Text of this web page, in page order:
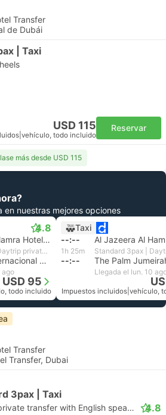
Transfer
de Dubái
| Taxi
USD 115
vehículo, todo incluido
Reservar
más desde USD 115
en nuestras mejores opciones
4.8
Al Jazeera Al Hamra Hotel Transfer
Standard 3pax | Daytrip private transfer with English speaking driver
Aeropuerto internacional de Dubái
ago
USD 95
todo incluido
Taxi
--:--
1h 25m
--:--
Llegada el lun. 10
Impuestos incluidos vehículo,
Transfer
Transfer, Dubai
3pax | Taxi
Daytrip private transfer with English speaking driver 4.8